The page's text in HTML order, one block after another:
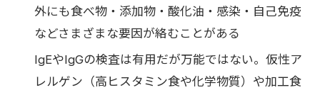
外にも食べ物・添加物・酸化油・感染・自己免疫
などさまざまな要因が絡むことがある
IgEやIgGの検査は有用だが万能ではない。仮性ア
レルゲン（高ヒスタミン食や化学物質）や加工食